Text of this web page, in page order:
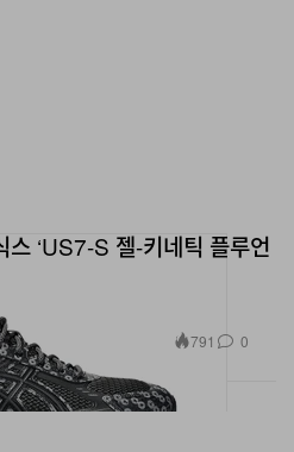
‘US7-S 젤-키네틱 플루언
791 0